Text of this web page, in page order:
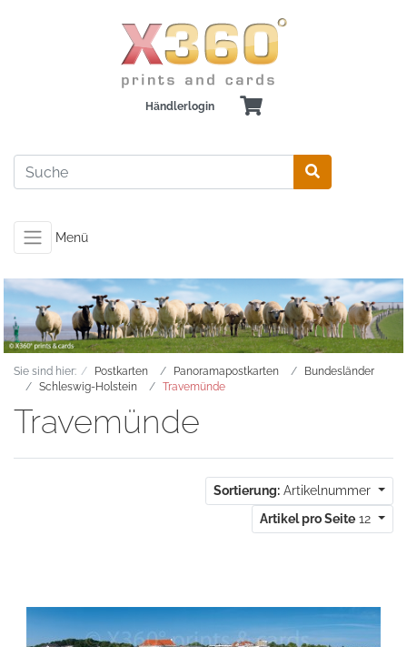
Händlerlogin
Menü
Sie sind hier: Postkarten Panoramapostkarten
Bundesländer
Schleswig-Holstein
Travemünde
Travemünde
Sortierung: Artikelnummer
Artikel pro Seite 12